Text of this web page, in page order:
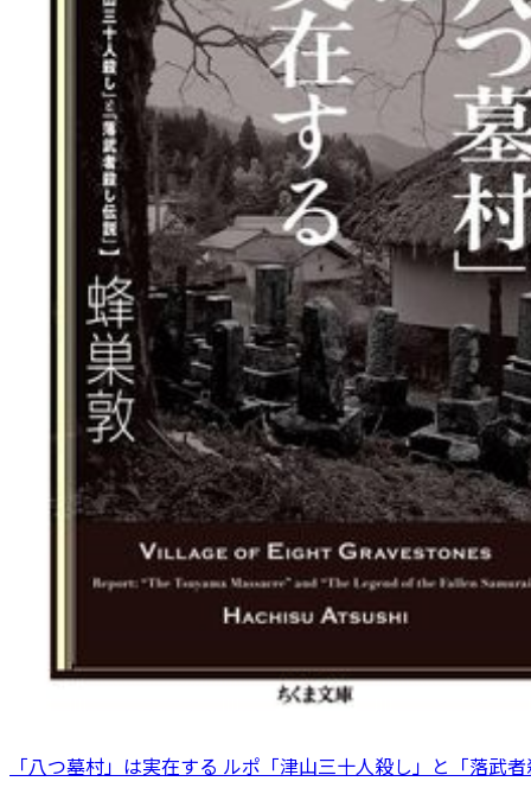
「八つ墓村」は実在する ルポ「津山三十人殺し」と「落武